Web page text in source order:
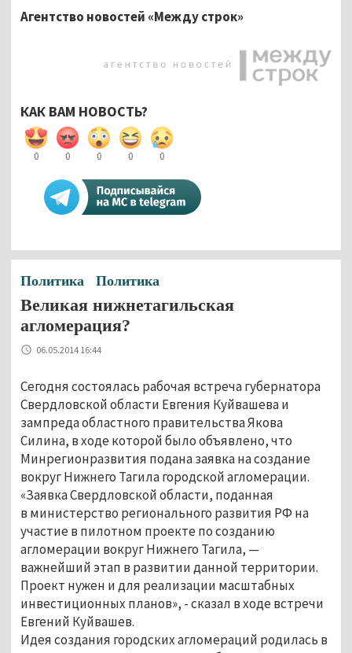
Агентство новостей «Между строк»
КАК ВАМ НОВОСТЬ?
0 0 0 0 0
Политика Политика
Великая нижнетагильская
агломерация?
06.05.2014 16:44
Сегодня состоялась рабочая встреча губернатора
Свердловской области Евгения Куйвашева и
зампреда областного правительства Якова
Силина, в ходе которой было объявлено, что
Минрегионразвития подана заявка на создание
вокруг Нижнего Тагила городской агломерации.
«Заявка Свердловской области, поданная
в министерство регионального развития РФ на
участие в пилотном проекте по созданию
агломерации вокруг Нижнего Тагила, —
важнейший этап в развитии данной территории.
Проект нужен и для реализации масштабных
инвестиционных планов», - сказал в ходе встречи
Евгений Куйвашев.
Идея создания городских агломераций родилась в